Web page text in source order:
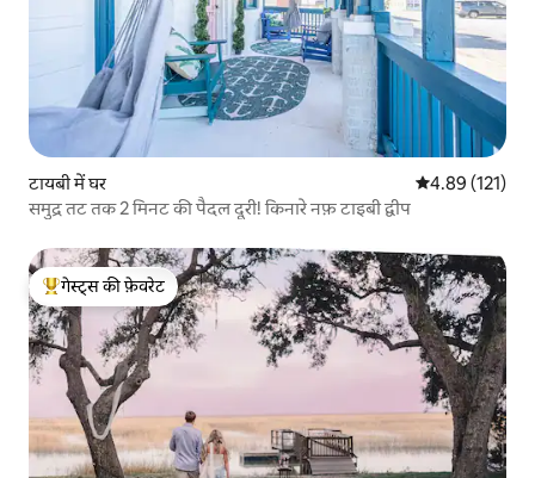
टायबी में घर औसत रेटिंग 5 में से
4.89 (121)
समुद्र तट तक 2 मिनट की पैदल दूरी! किनारे नफ़ टाइबी द्वीप
गेस्ट्स का टॉप फ़ेवरेट
गेस्ट्स की फ़ेवरेट